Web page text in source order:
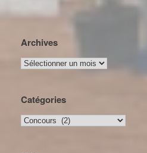
Archives
Archives
Catégories
Catégories